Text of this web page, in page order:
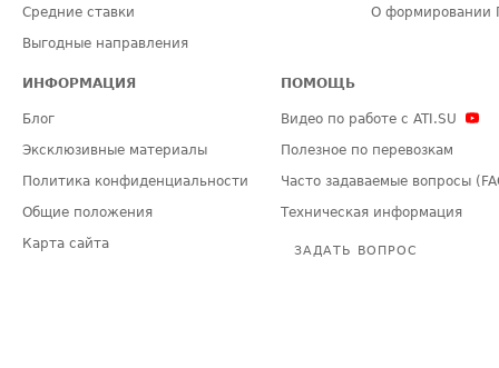
Средние ставки
Выгодные направления
О формировании
ИНФОРМАЦИЯ
Блог
Эксклюзивные материалы
Политика конфиденциальности
Общие положения
Карта сайта
ПОМОЩЬ
Видео по работе с ATI.SU
Полезное по перевозкам
Часто задаваемые вопросы
Техническая информация
ЗАДАТЬ ВОПРОС